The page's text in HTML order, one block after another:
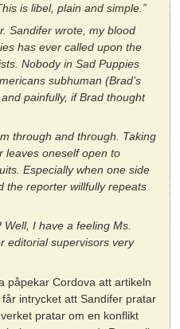
is libel, plain and simple.”
Sandifer wrote, my blood
has ever called upon the
Nobody in Sad Puppies
subhuman (Brad’s
painfully, if Brad thought
through and through. Taking
leaves oneself open to
Especially when one side
the reporter willfully repeats
Well, I have a feeling Ms.
editorial supervisors very
påpekar Cordova att artikeln
intrycket att Sandifer pratar
pratar om en konflikt